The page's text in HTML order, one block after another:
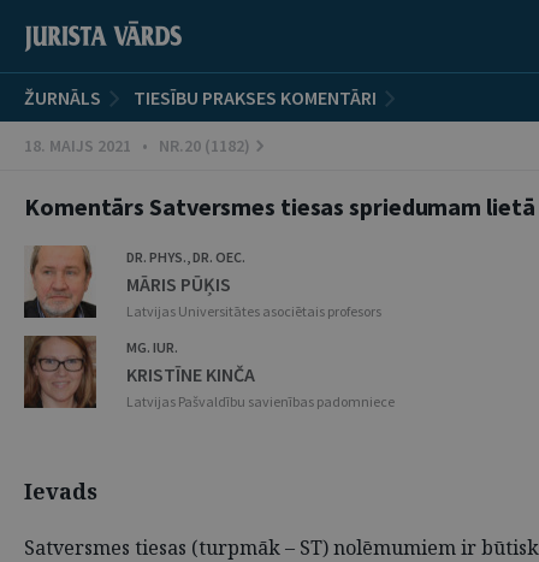
ŽURNĀLS TIESĪBU PRAKSES KOMENTĀRI
18. MAIJS 2021 • NR.20 (1182)
Komentārs Satversmes tiesas spriedumam lietā
DR. PHYS., DR. OEC.
MĀRIS PŪĶIS
Latvijas Universitātes asociētais profesors
MG. IUR.
KRISTĪNE KINČA
Latvijas Pašvaldību savienības padomniece
Ievads
Satversmes tiesas (turpmāk – ST) nolēmumiem ir